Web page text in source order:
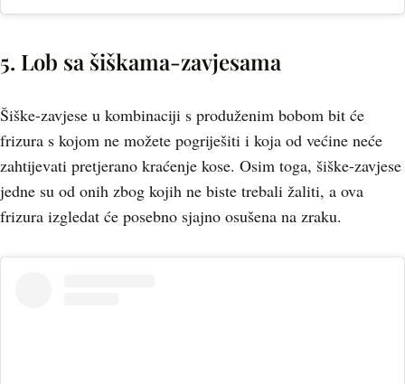
5. Lob sa šiškama-zavjesama
Šiške-zavjese u kombinaciji s produženim bobom bit će
frizura s kojom ne možete pogriješiti i koja od većine neće
zahtijevati pretjerano kraćenje kose. Osim toga, šiške-zavjese
jedne su od onih zbog kojih ne biste trebali žaliti, a ova
frizura izgledat će posebno sjajno osušena na zraku.